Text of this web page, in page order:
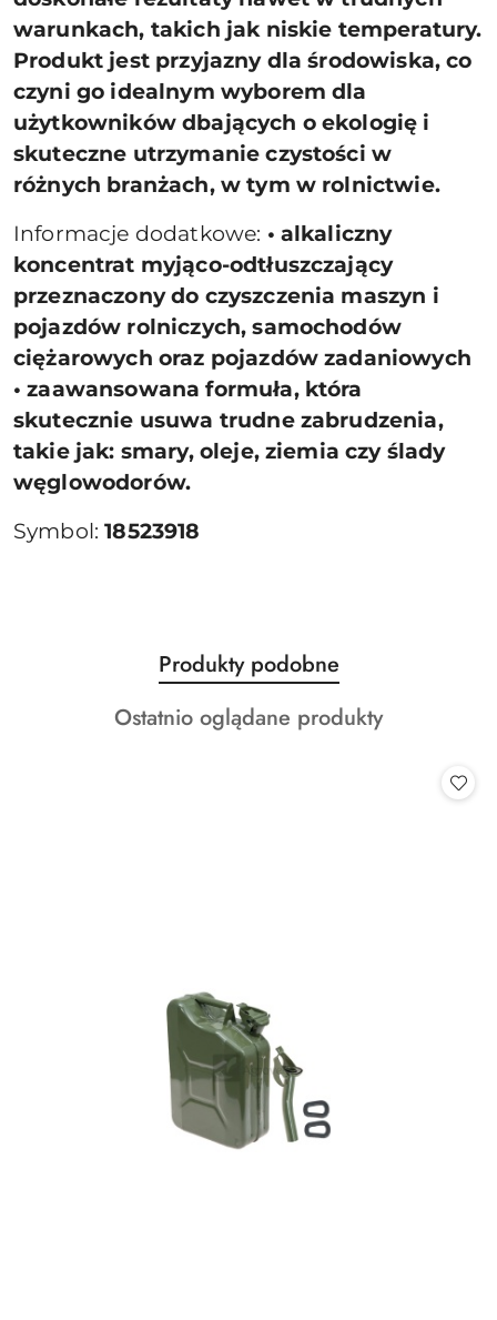
warunkach, takich jak niskie temperatury.
Produkt jest przyjazny dla środowiska, co
czyni go idealnym wyborem dla
użytkowników dbających o ekologię i
skuteczne utrzymanie czystości w
różnych branżach, w tym w rolnictwie.
Informacje dodatkowe: • alkaliczny
koncentrat myjąco-odtłuszczający
przeznaczony do czyszczenia maszyn i
pojazdów rolniczych, samochodów
ciężarowych oraz pojazdów zadaniowych
• zaawansowana formuła, która
skutecznie usuwa trudne zabrudzenia,
takie jak: smary, oleje, ziemia czy ślady
węglowodorów.
Symbol:18523918
Pomiń karuzelę produktów
Produkty
o
statusie:
Produkty podobne
Produkty
Ostatnio oglądane produkty